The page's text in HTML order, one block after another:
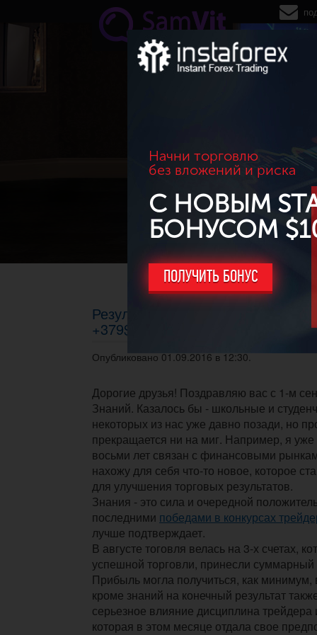
Перейти к основному содержанию
Начни торговлю
без вложений и риска
С НОВЫМ
БОНУСОМ
ПОЛУЧИТЬ БОНУС
Результаты торговли за август
+379$
Опубликовано 01.09.2016 в 12:30.
Дорогие друзья! Поздравляю вас с 1-м
Знаний. Казалось бы - школьные и
некоторых из нас уже давно позади, но
прекращается ни на миг. Например, я
восьми лет связан с финансовыми
нахожу для себя что-то новое, которое
для улучшения торговых результатов.
Знания - это сила и очередной
последними победами в конкурсах
лучше подтверждает.
В августе тоговля велась на 3-х счетах,
успешной торговли, принесли
Прибыль могла получиться, как
кроме знаний на конечный результат
серьезное влияние дисциплина
которая в этом месяце отдала свое